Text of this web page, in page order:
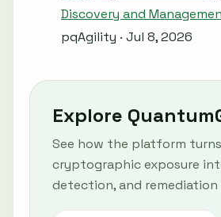
Discovery and
pqAgility · Jul 8, 2026
Explore
See how the platform turns
cryptographic exposure
detection, and